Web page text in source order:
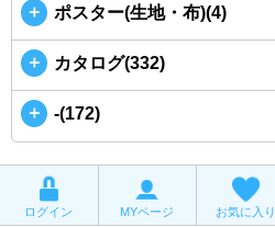
＋ ポスター(生地・布)(4)
＋ カタログ(332)
＋ -(172)
ログイン MYページ お気に入り